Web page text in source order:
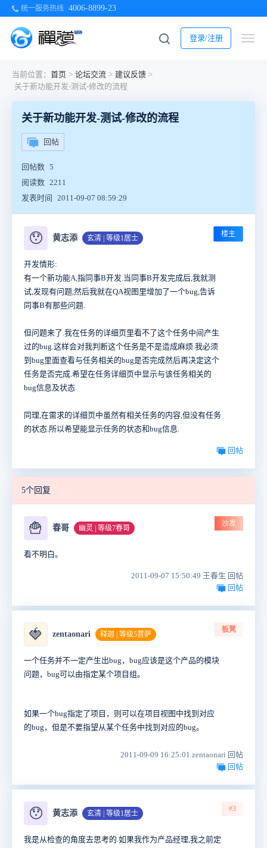
统一服务热线 4006-8899-23
登录/注册
当前位置： 首页 > 论坛交流 > 建议反馈 >
关于新功能开发-测试-修改的流程
关于新功能开发-测试-修改的流程
回帖
回帖数 5
阅读数 2211
发表时间
2011-09-07 08:59:29
😯 黄志添 玄清 | 等级1居士 楼主
开发情形:
有一个新功能A,指同事B开发.当同事B开发完成后,我就测
试,发现有问题,然后我就在QA视图里增加了一个bug,告诉
同事B有那些问题.
但问题来了.我在任务的详细页里看不了这个任务中间产生
过的bug.这样会对我判断这个任务是不是造成麻烦.我必须
到bug里面查看与任务相关的bug是否完成然后再决定这个
任务是否完成.希望在任务详细页中显示与该任务相关的
bug信息及状态.
同理,在需求的详细页中虽然有相关任务的内容,但没有任务
的状态.所以希望能显示任务的状态和bug信息.
回帖
5个回复
🍟 春哥 幽灵 | 等级7春哥
沙发
看不明白。
2011-09-07 15:50:49 王春生 回帖
回帖
🍓 zentaonari 释迦 | 等级5菩萨
板凳
一个任务并不一定产生出bug，bug应该是这个产品的模块
问题，bug可以由指定某个项目组。
如果一个bug指定了项目，则可以在项目视图中找到对应
的bug，但是不要指望从某个任务中找到对应的bug。
2011-09-09 16:25:01 zentaonari 回帖
回帖
😯 黄志添 玄清 | 等级1居士
#3
我是从检查的角度去思考的.如果我作为产品经理,我之前定